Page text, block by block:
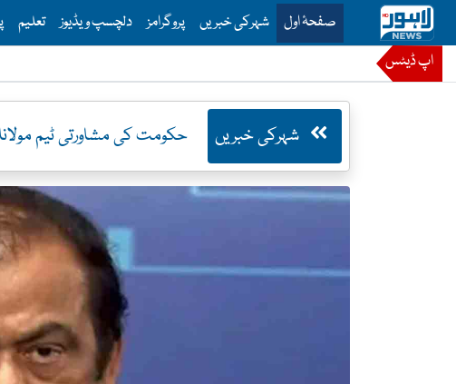
صفحۂ اولThis is the main menu for Lahore News
شہرکی خبریں پروگرامز دلچسپ ویڈیوز تعلیم
اپ ڈیٹس
حکومت کی مشاورتی ٹیم مولانا